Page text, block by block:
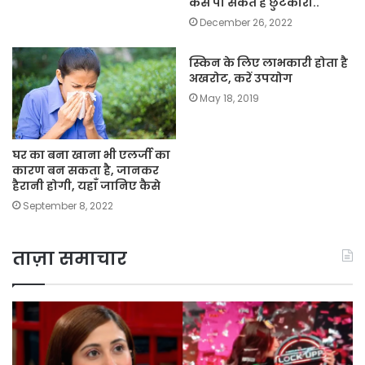
December 26, 2022
घर का बना खाना भी एलर्जी का
कारण बन सकता है, जानकर
हैरानी होगी, यहाँ जानिए कैसे
September 8, 2022
स्किन के लिए लाभकारी होता है
अखरोट, करें उपयोग
May 18, 2019
ताज़ा समाचार